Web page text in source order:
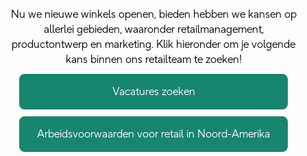
Nu we nieuwe winkels openen, bieden hebben we kansen op
allerlei gebieden, waaronder retailmanagement,
productontwerp en marketing. Klik hieronder om je volgende
kans binnen ons retailteam te zoeken!
Vacatures zoeken
Arbeidsvoorwaarden voor retail in Noord-Amerika